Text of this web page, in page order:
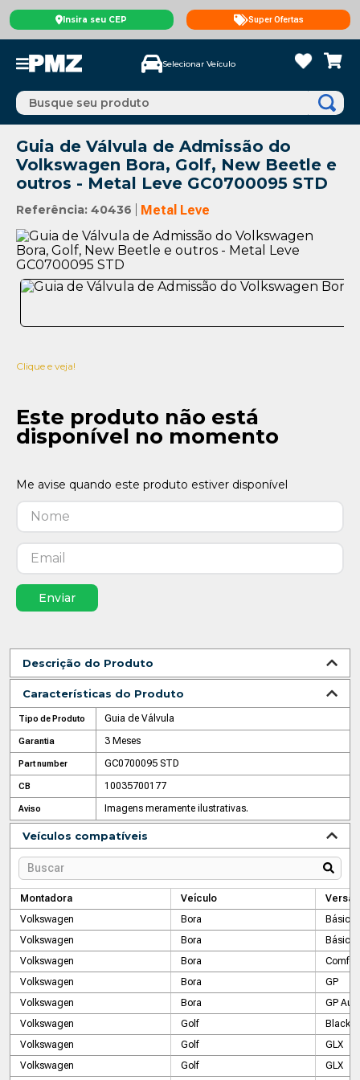
Insira seu CEP Super Ofertas
Selecionar Veículo
Busque seu produto
Guia de Válvula de Admissão do
Volkswagen Bora, Golf, New Beetle e
outros - Metal Leve GC0700095 STD
Referência: 40436 Metal Leve
Clique e veja!
Este produto não está
disponível no momento
Enviar
Descrição do Produto
Características do Produto
Tipo de Produto Guia de Válvula
Garantia 3 Meses
Part number GC0700095 STD
CB 10035700177
Aviso Imagens meramente ilustrativas.
Veículos compatíveis
Montadora Veículo
Versão
Volkswagen
Bora
Básico
Volkswagen
Bora
Básico
Volkswagen
Bora
Volkswagen
Bora
GP
Volkswagen
Bora
GP
Volkswagen
Golf
Black
Volkswagen
Golf
GLX
Volkswagen
Golf
GLX